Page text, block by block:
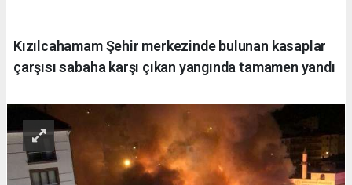
Kızılcahamam Şehir merkezinde bulunan kasaplar
çarşısı sabaha karşı çıkan yangında tamamen yandı